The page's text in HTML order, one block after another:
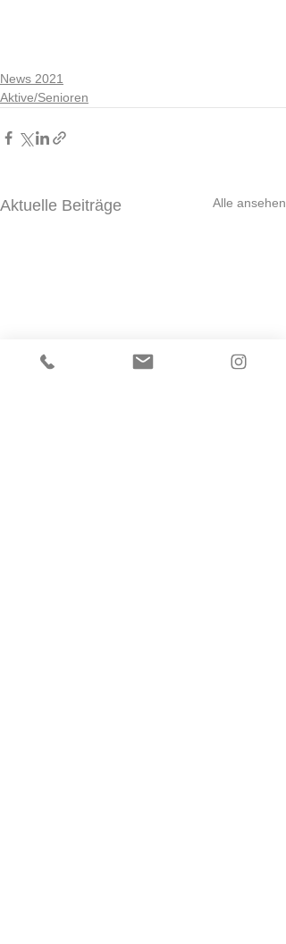
News 2021
Aktive/Senioren
Aktuelle Beiträge Alle ansehen